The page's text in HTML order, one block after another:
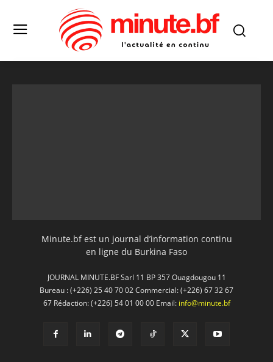
Minute.bf est un journal d’information continu
en ligne du Burkina Faso
JOURNAL MINUTE.BF Sarl 11 BP 357 Ouagdougou 11
Bureau : (+226) 25 40 70 02 Commercial: (+226) 67 32 67
67 Rédaction: (+226) 54 01 00 00 Email: info@minute.bf